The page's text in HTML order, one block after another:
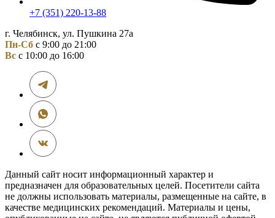
+7 (351) 220-13-88
г. Челябинск, ул. Пушкина 27а
Пн-Сб с 9:00 до 21:00
Вс с 10:00 до 16:00
Данный сайт носит информационный характер и
предназначен для образовательных целей. Посетители сайта
не должны использовать материалы, размещенные на сайте, в
качестве медицинских рекомендаций. Материалы и цены,